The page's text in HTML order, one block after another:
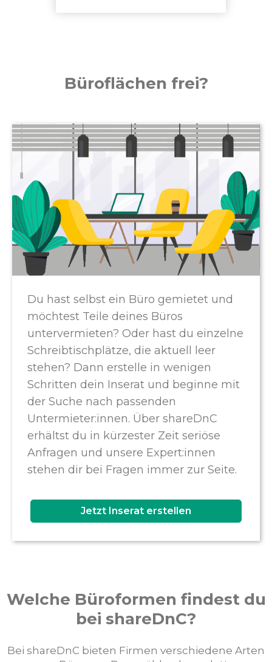
Büroflächen frei?
Du hast selbst ein Büro gemietet und
möchtest Teile deines Büros
untervermieten? Oder hast du einzelne
Schreibtischplätze, die aktuell leer
stehen? Dann erstelle in wenigen
Schritten dein Inserat und beginne mit
der Suche nach passenden
Untermieter:innen. Über shareDnC
erhältst du in kürzester Zeit seriöse
Anfragen und unsere Expert:innen
stehen dir bei Fragen immer zur Seite.
Jetzt Inserat erstellen
Welche Büroformen findest du
bei shareDnC?
Bei shareDnC bieten Firmen verschiedene Arten